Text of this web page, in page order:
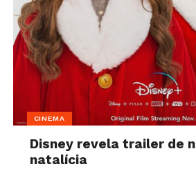
CINEMA
Disney revela trailer de
natalícia